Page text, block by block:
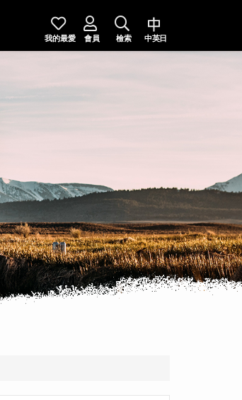
我的最愛 會員 檢索 中英日